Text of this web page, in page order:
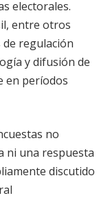
electorales.
entre otros
regulación
y difusión de
en períodos
no
ni una respuesta
discutido